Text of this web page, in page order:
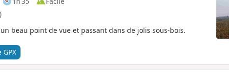
beau point de vue et passant dans de jolis sous-bois.